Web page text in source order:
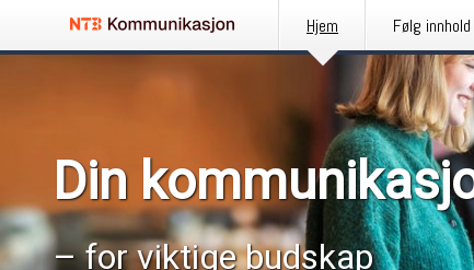
Hjem Følg innhold
Din
– for viktige budskap